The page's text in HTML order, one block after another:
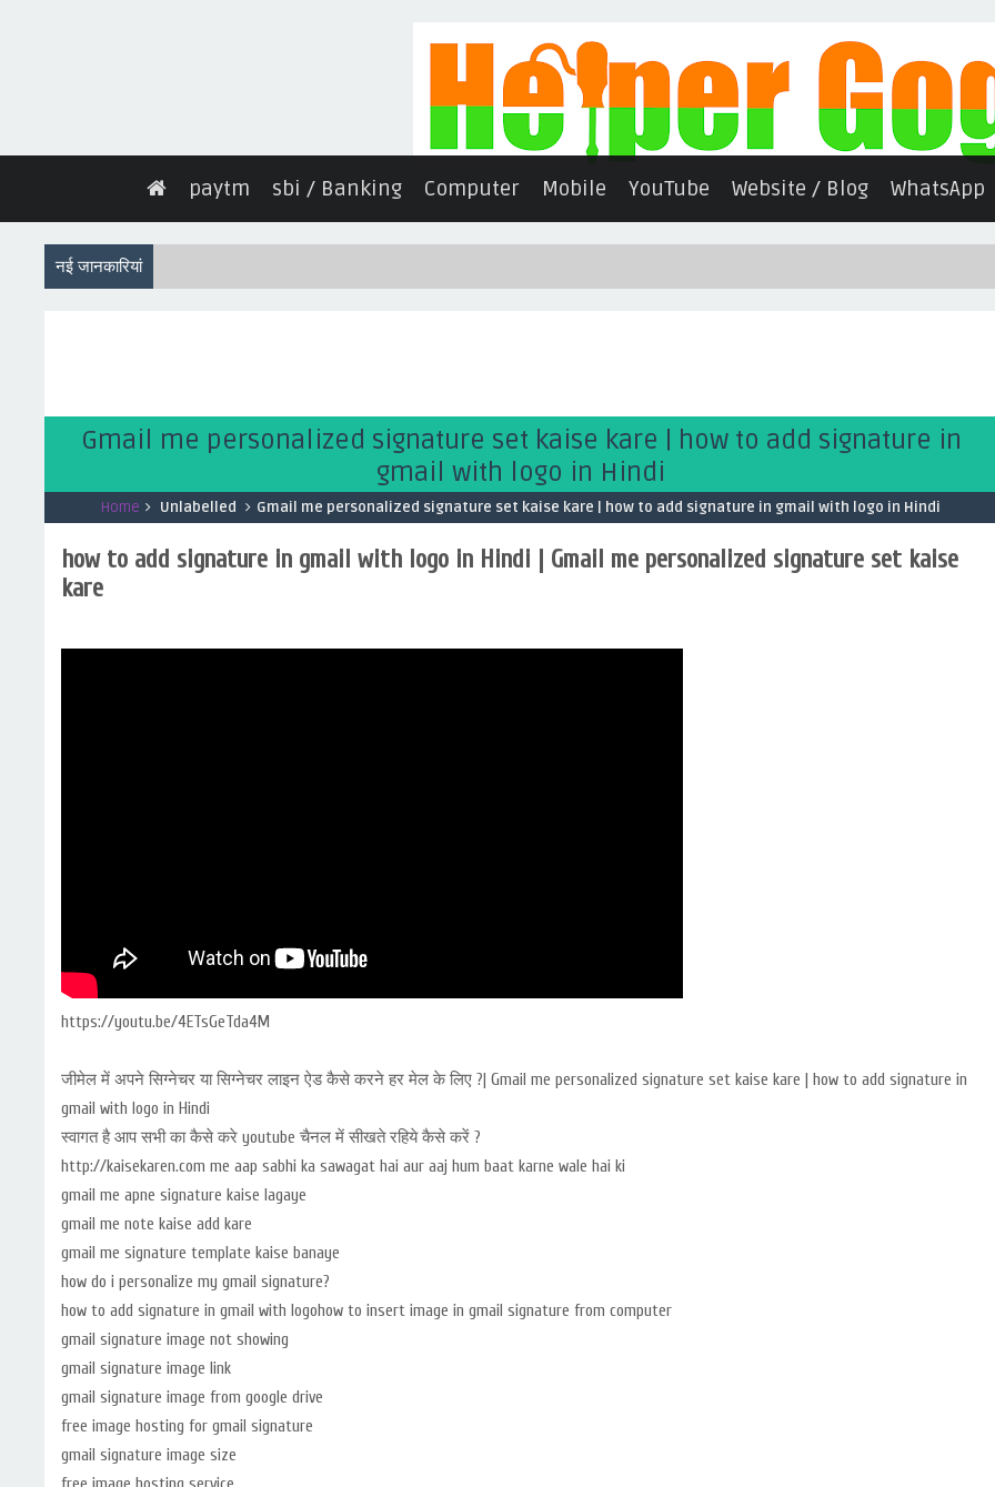
paytm sbi / Banking Computer Mobile YouTube Website / Blog WhatsApp
नई जानकारियां
Gmail me personalized signature set kaise kare | how to add signature in
gmail with logo in Hindi
Home Unlabelled Gmail me personalized signature set kaise kare | how to add signature in gmail with logo in Hindi
how to add signature in gmail with logo in Hindi | Gmail me personalized signature set kaise
kare
https://youtu.be/4ETsGeTda4M
जीमेल में अपने सिग्नेचर या सिग्नेचर लाइन ऐड कैसे करने हर मेल के लिए ?| Gmail me personalized signature set kaise kare | how to add signature in
gmail with logo in Hindi
स्वागत है आप सभी का कैसे करे youtube चैनल में सीखते रहिये कैसे करें ?
http://kaisekaren.com me aap sabhi ka sawagat hai aur aaj hum baat karne wale hai ki
gmail me apne signature kaise lagaye
gmail me note kaise add kare
gmail me signature template kaise banaye
how do i personalize my gmail signature?
how to add signature in gmail with logohow to insert image in gmail signature from computer
gmail signature image not showing
gmail signature image link
gmail signature image from google drive
free image hosting for gmail signature
gmail signature image size